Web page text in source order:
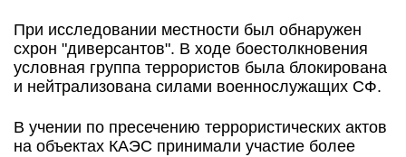
При исследовании местности был обнаружен
схрон "диверсантов". В ходе боестолкновения
условная группа террористов была блокирована
и нейтрализована силами военнослужащих СФ.
В учении по пресечению террористических актов
на объектах КАЭС принимали участие более